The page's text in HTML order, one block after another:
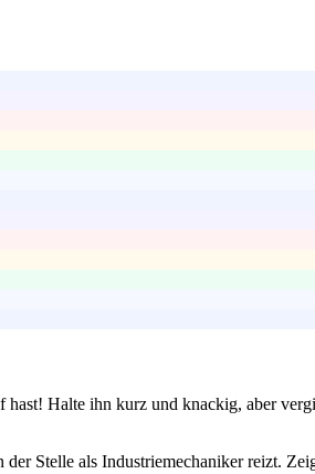
Halte ihn kurz und knackig, aber
Stelle als Industriemechaniker reizt.